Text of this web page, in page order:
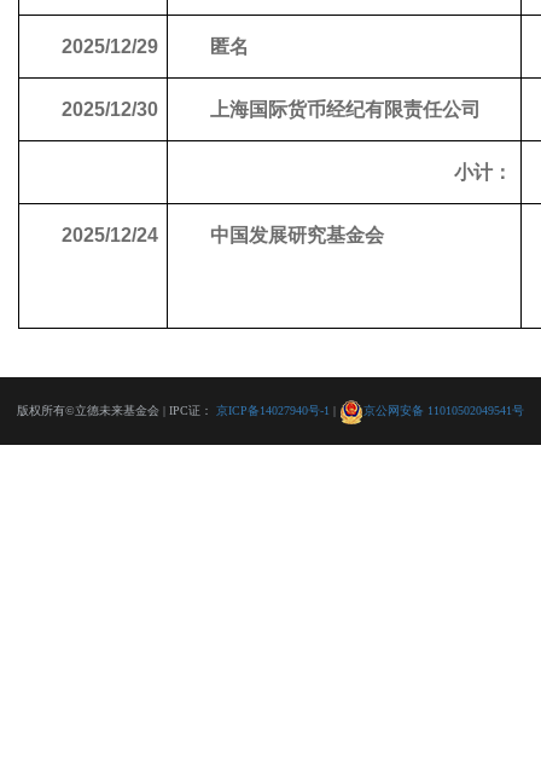
2025/12/29 匿名
2025/12/30 上海国际货币经纪有限责任公司
小计：
2025/12/24 中国发展研究基金会
版权所有©立德未来基金会 | IPC证： 京ICP备14027940号-1 京公网安备 11010502049541号